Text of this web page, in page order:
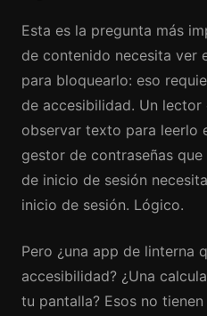
Esta es la pregunta más
de contenido necesita ver
para bloquearlo: eso
de accesibilidad. Un lector
observar texto para leerlo
gestor de contraseñas
de inicio de sesión
inicio de sesión. Lógico.
Pero ¿una app de linterna
accesibilidad? ¿Una
tu pantalla? Esos no